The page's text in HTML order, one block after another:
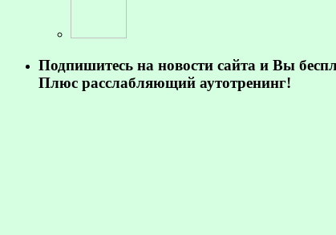
Подпишитесь на новости сайта и Вы
Плюс расслабляющий аутотренинг!